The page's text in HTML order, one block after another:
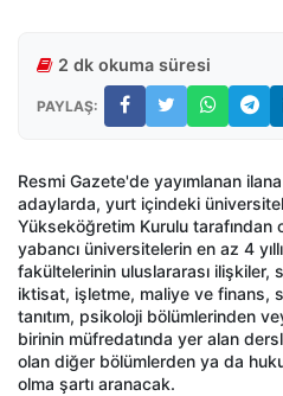
2 dk okuma süresi
PAYLAŞ:
Resmi Gazete'de yayımlanan
adaylarda, yurt içindeki
Yükseköğretim Kurulu tarafından
yabancı üniversitelerin en az 4
fakültelerinin uluslararası ilişkiler,
iktisat, işletme, maliye ve finans,
tanıtım, psikoloji bölümlerinden
birinin müfredatında yer alan
olan diğer bölümlerden ya da
olma şartı aranacak.